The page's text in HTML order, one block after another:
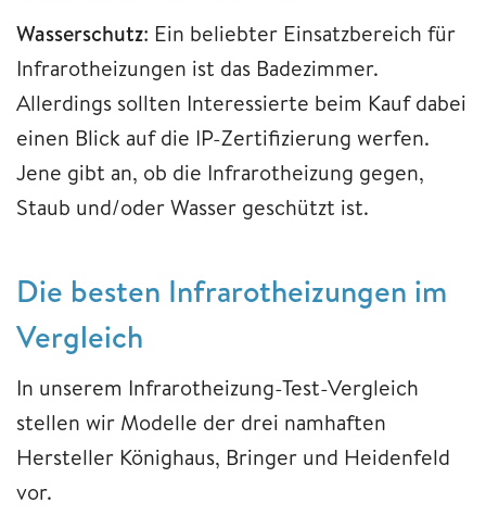
Wasserschutz: Ein beliebter Einsatzbereich für
Infrarotheizungen ist das Badezimmer.
Allerdings sollten Interessierte beim Kauf dabei
einen Blick auf die IP-Zertifizierung werfen.
Jene gibt an, ob die Infrarotheizung gegen,
Staub und/oder Wasser geschützt ist.
Die besten Infrarotheizungen im
Vergleich
In unserem Infrarotheizung-Test-Vergleich
stellen wir Modelle der drei namhaften
Hersteller Könighaus, Bringer und Heidenfeld
vor.